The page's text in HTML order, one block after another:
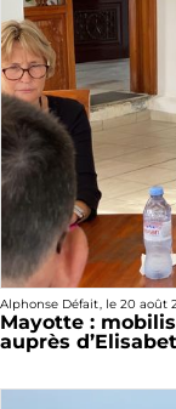
Alphonse Défait, le 20 août
Mayotte :
auprès